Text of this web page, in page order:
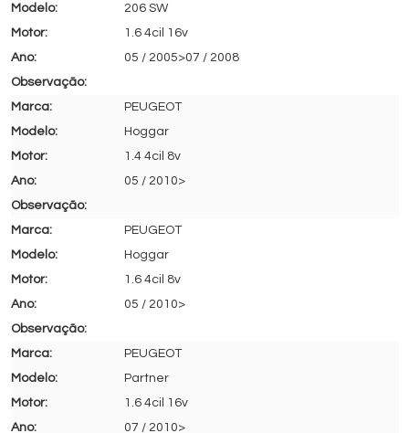
206 SW
1.6 4cil 16v
05 / 2005>07 / 2008
PEUGEOT
Hoggar
1.4 4cil 8v
05 / 2010>
PEUGEOT
Hoggar
1.6 4cil 8v
05 / 2010>
PEUGEOT
Partner
1.6 4cil 16v
07 / 2010>